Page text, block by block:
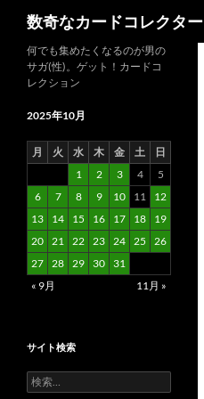
数奇なカードコレクター
何でも集めたくなるのが男の
サガ(性)。ゲット！カードコ
レクション
2025年10月
月 火 水 木 金 土
日
1
2 3 4
5
6
7 8 9 10 11
12
13
14 15 16 17 18
19
20 21 22 23 24 25
26
27 28 29 30
31
« 9月
11月 »
サイト検索
検
索: